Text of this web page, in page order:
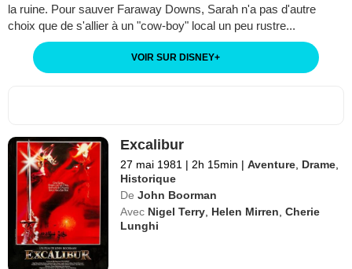
la ruine. Pour sauver Faraway Downs, Sarah n'a pas d'autre
choix que de s'allier à un "cow-boy" local un peu rustre...
VOIR SUR DISNEY+
Excalibur
27 mai 1981 | 2h 15min | Aventure Drame
Historique
De John Boorman
Avec Nigel Terry Helen Mirren ,Cherie
Lunghi